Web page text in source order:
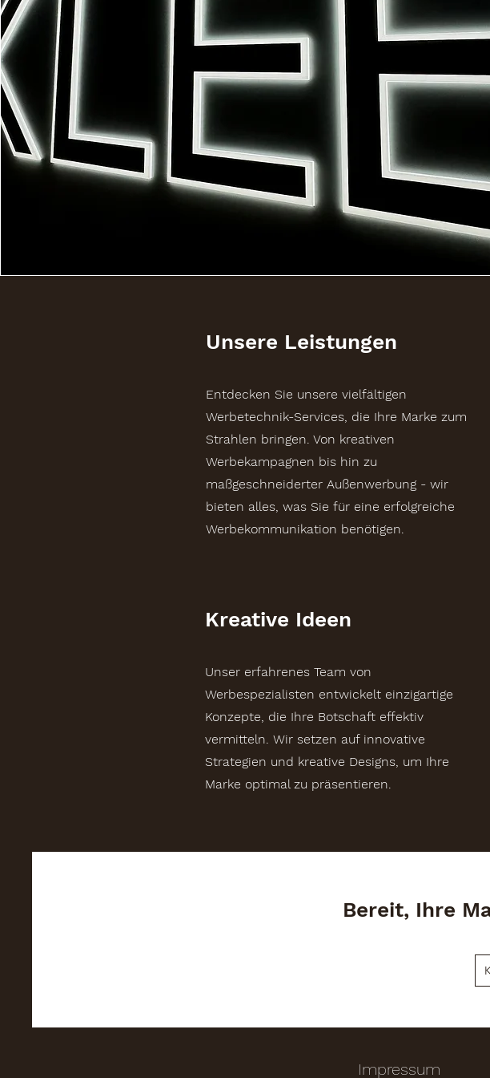
Unsere Leistungen
Entdecken Sie unsere vielfältigen
Werbetechnik-Services, die Ihre Marke zum
Strahlen bringen. Von kreativen
Werbekampagnen bis hin zu
maßgeschneiderter Außenwerbung - wir
bieten alles, was Sie für eine erfolgreiche
Werbekommunikation benötigen.
Kreative Ideen
Unser erfahrenes Team von
Werbespezialisten entwickelt einzigartige
Konzepte, die Ihre Botschaft effektiv
vermitteln. Wir setzen auf innovative
Strategien und kreative Designs, um Ihre
Marke optimal zu präsentieren.
Bereit, Ihre
Impressum